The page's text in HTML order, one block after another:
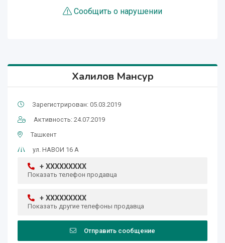
Сообщить о нарушении
Халилов Мансур
Зарегистрирован: 05.03.2019
Активность: 24.07.2019
Ташкент
ул. НАВОИ 16 A
+ XXXXXXXXX
Показать телефон продавца
+ XXXXXXXXX
Показать другие телефоны продавца
Отправить сообщение